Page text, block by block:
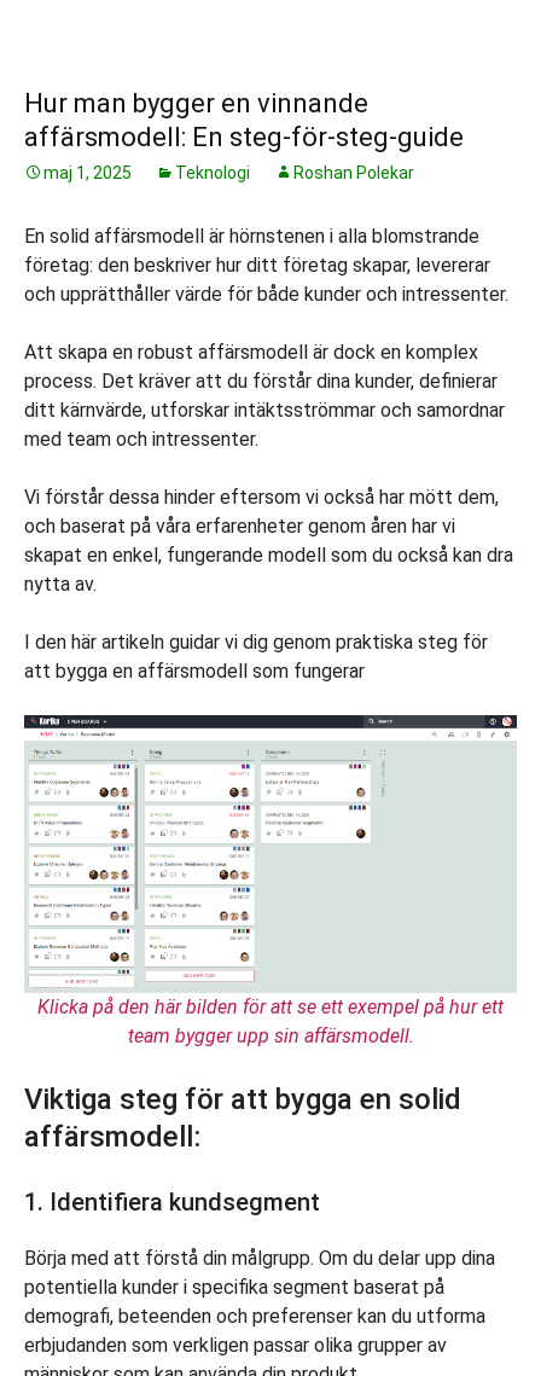
Hur man bygger en vinnande
affärsmodell: En steg-för-steg-guide
maj 1, 2025 Teknologi Roshan Polekar
En solid affärsmodell är hörnstenen i alla blomstrande
företag: den beskriver hur ditt företag skapar, levererar
och upprätthåller värde för både kunder och intressenter.
Att skapa en robust affärsmodell är dock en komplex
process. Det kräver att du förstår dina kunder, definierar
ditt kärnvärde, utforskar intäktsströmmar och samordnar
med team och intressenter.
Vi förstår dessa hinder eftersom vi också har mött dem,
och baserat på våra erfarenheter genom åren har vi
skapat en enkel, fungerande modell som du också kan dra
nytta av.
I den här artikeln guidar vi dig genom praktiska steg för
att bygga en affärsmodell som fungerar
Klicka på den här bilden för att se ett exempel på hur ett
team bygger upp sin affärsmodell.
Viktiga steg för att bygga en solid
affärsmodell:
1. Identifiera kundsegment
Börja med att förstå din målgrupp. Om du delar upp dina
potentiella kunder i specifika segment baserat på
demografi, beteenden och preferenser kan du utforma
erbjudanden som verkligen passar olika grupper av